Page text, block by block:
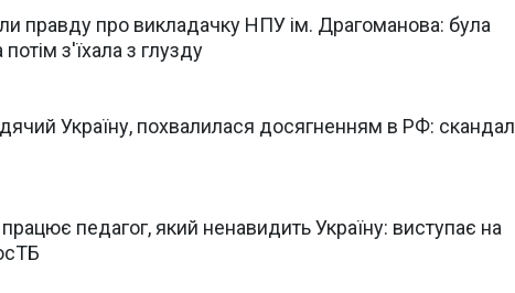
правду про викладачку НПУ ім. Драгоманова: була
з'їхала з глузду
Україну, похвалилася досягненням в РФ: скандал
педагог, який ненавидить Україну: виступає на